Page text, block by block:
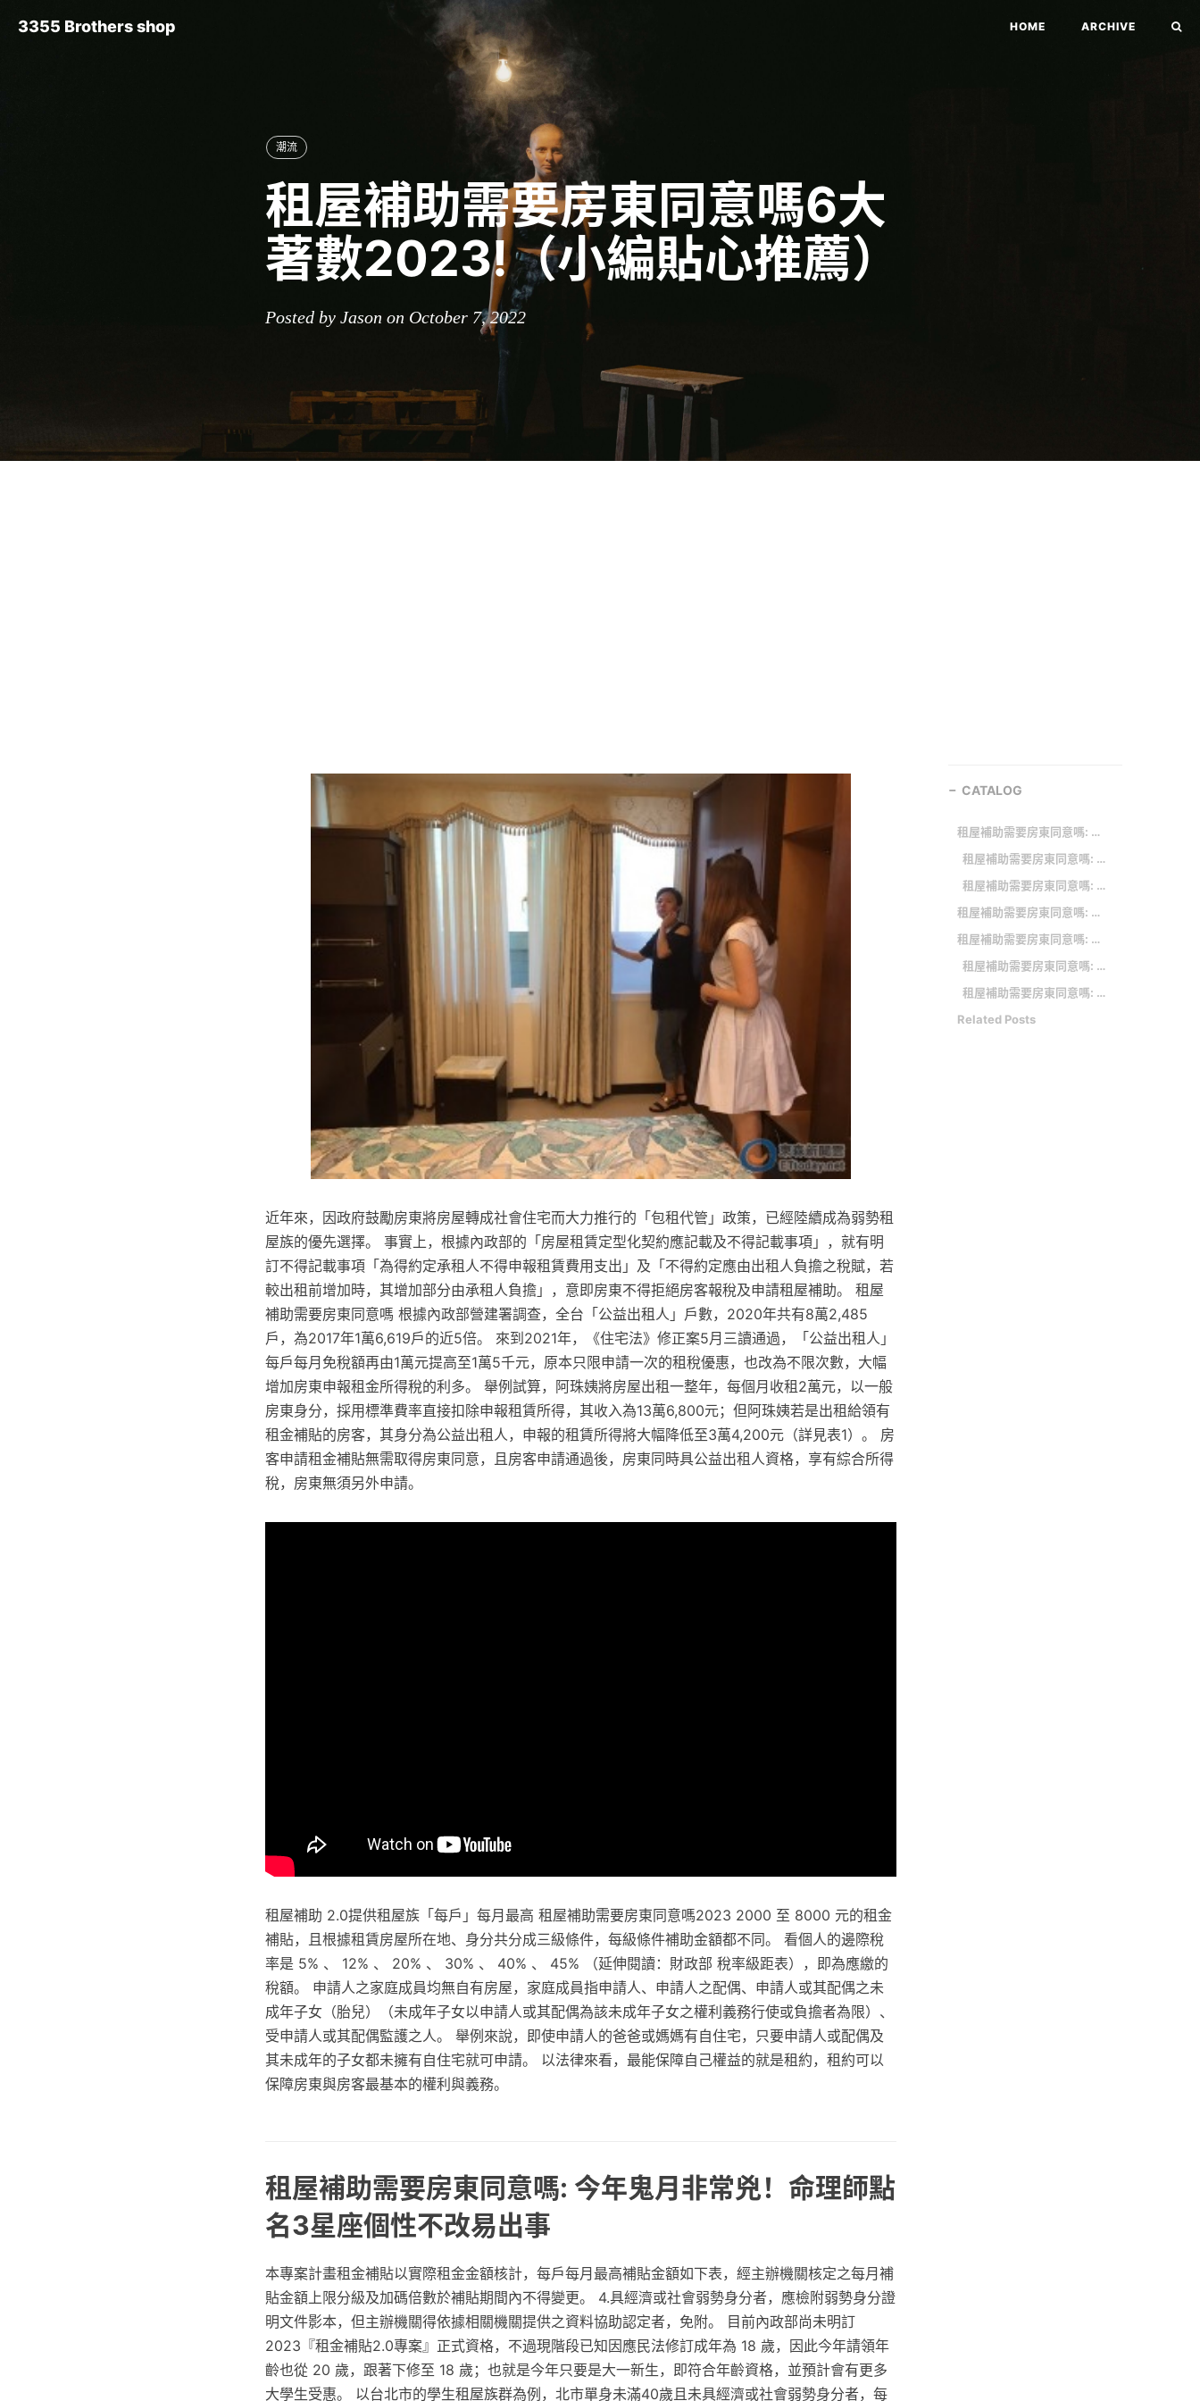
3355 Brothers shop HOME ARCHIVE
潮流
租屋補助需要房東同意嗎6大
著數2023!（小編貼心推薦）
Posted by Jason on October 7, 2022
近年來，因政府鼓勵房東將房屋轉成社會住宅而大力推行的「包租代管」政策，已經陸續成為弱勢租
屋族的優先選擇。 事實上，根據內政部的「房屋租賃定型化契約應記載及不得記載事項」，就有明
訂不得記載事項「為得約定承租人不得申報租賃費用支出」及「不得約定應由出租人負擔之稅賦，若
較出租前增加時，其增加部分由承租人負擔」，意即房東不得拒絕房客報稅及申請租屋補助。 租屋
補助需要房東同意嗎 根據內政部營建署調查，全台「公益出租人」戶數，2020年共有8萬2,485
戶，為2017年1萬6,619戶的近5倍。 來到2021年，《住宅法》修正案5月三讀通過，「公益出租人」
每戶每月免稅額再由1萬元提高至1萬5千元，原本只限申請一次的租稅優惠，也改為不限次數，大幅
增加房東申報租金所得稅的利多。 舉例試算，阿珠姨將房屋出租一整年，每個月收租2萬元，以一般
房東身分，採用標準費率直接扣除申報租賃所得，其收入為13萬6,800元；但阿珠姨若是出租給領有
租金補貼的房客，其身分為公益出租人，申報的租賃所得將大幅降低至3萬4,200元（詳見表1）。 房
客申請租金補貼無需取得房東同意，且房客申請通過後，房東同時具公益出租人資格，享有綜合所得
稅，房東無須另外申請。
租屋補助 2.0提供租屋族「每戶」每月最高 租屋補助需要房東同意嗎2023 2000 至 8000 元的租金
補貼，且根據租賃房屋所在地、身分共分成三級條件，每級條件補助金額都不同。 看個人的邊際稅
率是 5% 、 12% 、 20% 、 30% 、 40% 、 45% （延伸閱讀：財政部 稅率級距表），即為應繳的
稅額。 申請人之家庭成員均無自有房屋，家庭成員指申請人、申請人之配偶、申請人或其配偶之未
成年子女（胎兒）（未成年子女以申請人或其配偶為該未成年子女之權利義務行使或負擔者為限）、
受申請人或其配偶監護之人。 舉例來說，即使申請人的爸爸或媽媽有自住宅，只要申請人或配偶及
其未成年的子女都未擁有自住宅就可申請。 以法律來看，最能保障自己權益的就是租約，租約可以
保障房東與房客最基本的權利與義務。
租屋補助需要房東同意嗎: 今年鬼月非常兇！命理師點
名3星座個性不改易出事
本專案計畫租金補貼以實際租金金額核計，每戶每月最高補貼金額如下表，經主辦機關核定之每月補
貼金額上限分級及加碼倍數於補貼期間內不得變更。 4.具經濟或社會弱勢身分者，應檢附弱勢身分證
明文件影本，但主辦機關得依據相關機關提供之資料協助認定者，免附。 目前內政部尚未明訂
2023『租金補貼2.0專案』正式資格，不過現階段已知因應民法修訂成年為 18 歲，因此今年請領年
齡也從 20 歲，跟著下修至 18 歲；也就是今年只要是大一新生，即符合年齡資格，並預計會有更多
大學生受惠。 以台北市的學生租屋族群為例，北市單身未滿40歲且未具經濟或社會弱勢身分者，每
CATALOG
租屋補助需要房東同意嗎: 今年鬼月非常兇！命理師點名3星座個性不改易出事
租屋補助需要房東同意嗎: 今年度計畫辦理多少戶？符合條件的申請人都可以獲得補貼嗎？
租屋補助需要房東同意嗎: 擬變更預售屋履約保證制度 內政部：聽取各方意見研議中
租屋補助需要房東同意嗎: 金額加碼
租屋補助需要房東同意嗎: 【懶人包】租屋沒煩惱！律師提醒10大「租賃契約」注意事項
租屋補助需要房東同意嗎: 低收入...
租屋補助需要房東同意嗎: 營建署：持續精進300億租金補貼計畫 戶數創新高
Related Posts